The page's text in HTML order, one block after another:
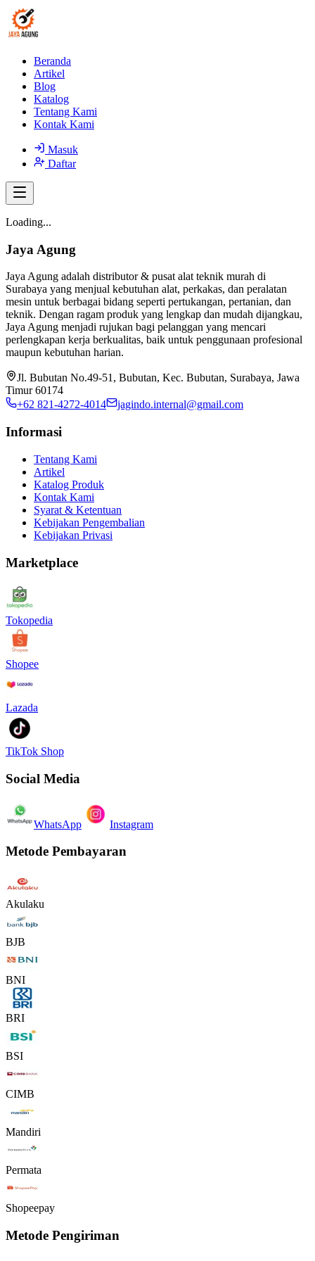
Beranda
Artikel
Blog
Katalog
Tentang Kami
Kontak Kami
Masuk
Daftar
Loading...
Jaya Agung
Jaya Agung adalah distributor & pusat alat teknik murah di
Surabaya yang menjual kebutuhan alat, perkakas, dan peralatan
mesin untuk berbagai bidang seperti pertukangan, pertanian, dan
teknik. Dengan ragam produk yang lengkap dan mudah dijangkau,
Jaya Agung menjadi rujukan bagi pelanggan yang mencari
perlengkapan kerja berkualitas, baik untuk penggunaan profesional
maupun kebutuhan harian.
Jl. Bubutan No.49-51, Bubutan, Kec. Bubutan, Surabaya, Jawa
Timur 60174
+62 821-4272-4014
jagindo.internal@gmail.com
Informasi
Tentang Kami
Artikel
Katalog Produk
Kontak Kami
Syarat & Ketentuan
Kebijakan Pengembalian
Kebijakan Privasi
Marketplace
Tokopedia
Shopee
Lazada
TikTok Shop
Social Media
WhatsApp Instagram
Metode Pembayaran
Akulaku
BJB
BNI
BRI
BSI
CIMB
Mandiri
Permata
Shopeepay
Metode Pengiriman